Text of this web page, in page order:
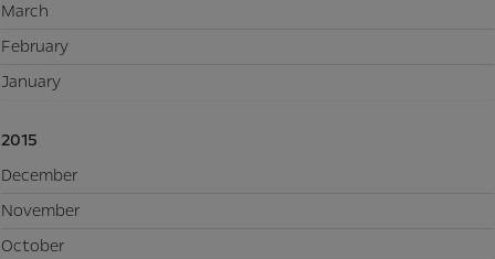
March
February
January
2015
December
November
October